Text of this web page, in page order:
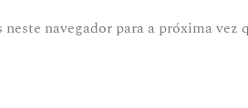
neste navegador para a próxima vez